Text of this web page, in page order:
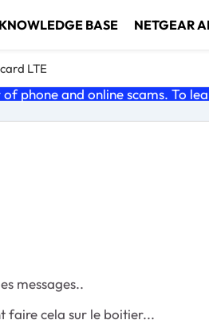
KNOWLEDGE BASE NETGEAR
LTE
phone and online scams. To
messages..
faire cela sur le boitier...